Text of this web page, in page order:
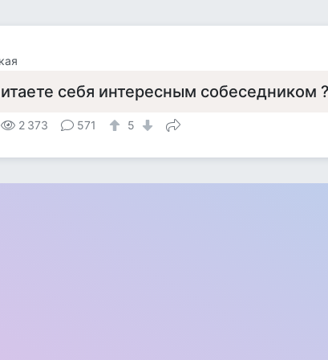
себя интересным собеседником
2 373 571 5